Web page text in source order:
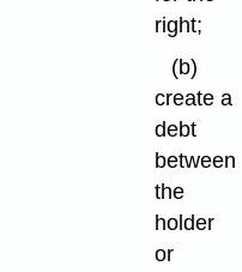
right;
(b)
create a
debt
between
the
holder
or